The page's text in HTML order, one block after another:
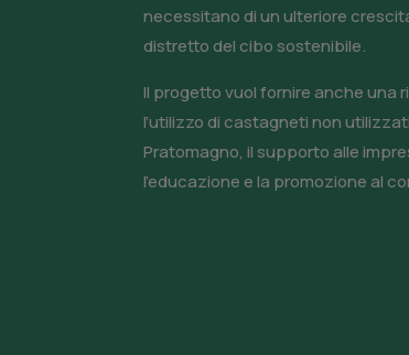
necessitano di un ulteriore
distretto del cibo sostenibile.
Il progetto vuol fornire anche una
l’utilizzo di castagneti non
Pratomagno, il supporto alle
l’educazione e la promozione al